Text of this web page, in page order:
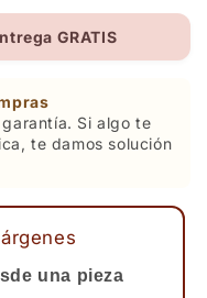
GRATIS
Si algo te
te damos solución
una pieza